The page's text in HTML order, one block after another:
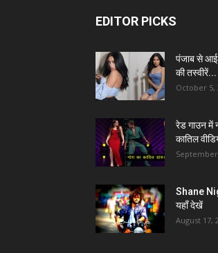
EDITOR PICKS
पंजाब से
की तस्वीरें...
October 5,
रेड गाउन में
कातिल
September
Shane
यहाँ देखें
August 17,